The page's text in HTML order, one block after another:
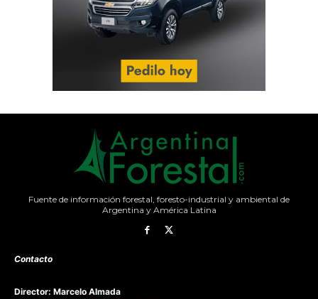
Fuente de información forestal, foresto-industrial y ambiental de
Argentina y América Latina
Contacto
Director: Marcelo Almada